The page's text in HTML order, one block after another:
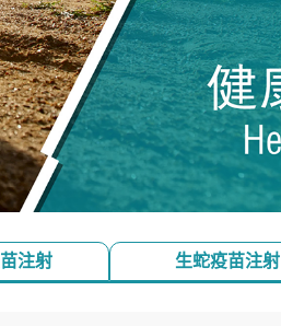
注射 生蛇疫苗注射